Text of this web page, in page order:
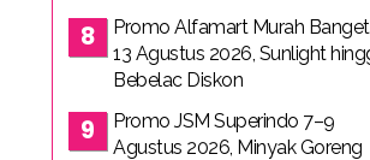
Promo Alfamart Murah
13 Agustus 2026, Sunlight
Bebelac Diskon
Promo JSM Superindo 7–9
Agustus 2026, Minyak Goreng